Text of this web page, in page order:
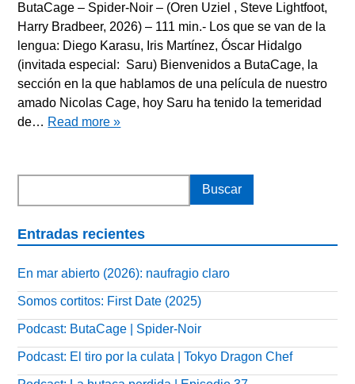
ButaCage – Spider-Noir – (Oren Uziel , Steve Lightfoot,
Harry Bradbeer, 2026) – 111 min.- Los que se van de la
lengua: Diego Karasu, Iris Martínez, Óscar Hidalgo
(invitada especial: Saru) Bienvenidos a ButaCage, la
sección en la que hablamos de una película de nuestro
amado Nicolas Cage, hoy Saru ha tenido la temeridad
de… Read more »
Entradas recientes
En mar abierto (2026): naufragio claro
Somos cortitos: First Date (2025)
Podcast: ButaCage | Spider-Noir
Podcast: El tiro por la culata | Tokyo Dragon Chef